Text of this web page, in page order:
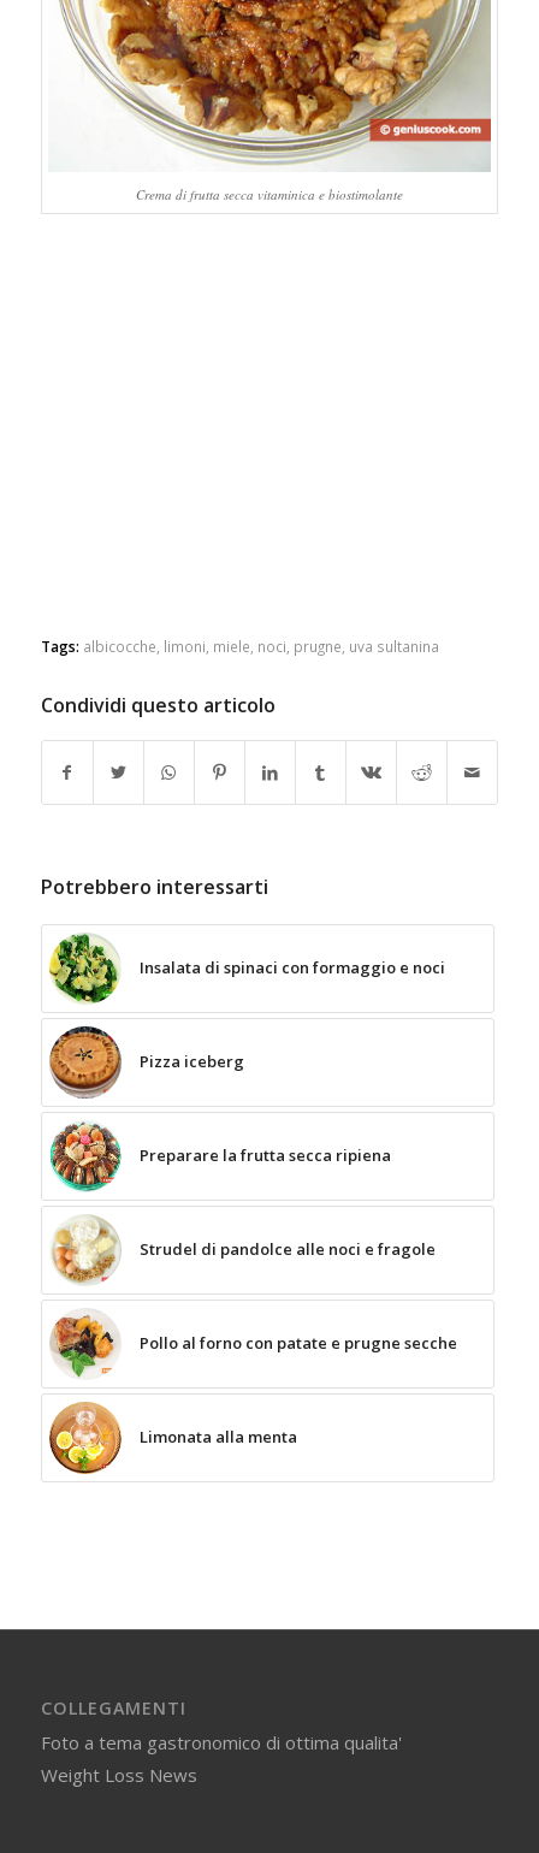
Crema di frutta secca vitaminica e biostimolante
Tags: albicocche limoni miele noci prugne uva sultanina
Condividi questo articolo
Potrebbero interessarti
Insalata di spinaci con formaggio e noci
Pizza iceberg
Preparare la frutta secca ripiena
Strudel di pandolce alle noci e fragole
Pollo al forno con patate e prugne secche
Limonata alla menta
COLLEGAMENTI
Foto a tema gastronomico di ottima qualita'
Weight Loss News